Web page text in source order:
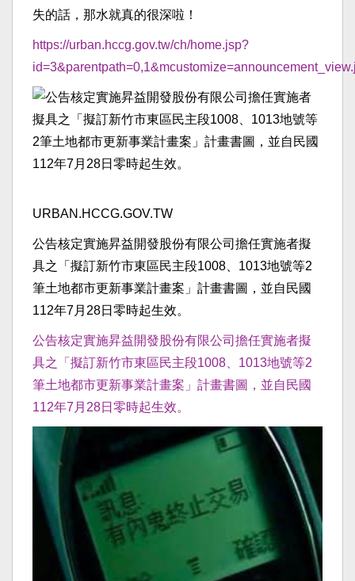
失的話，那水就真的很深啦！
https://urban.hccg.gov.tw/ch/home.jsp?
URBAN.HCCG.GOV.TW
公告核定實施昇益開發股份有限公司擔任實施者擬
具之「擬訂新竹市東區民主段1008、1013地號等2
筆土地都市更新事業計畫案」計畫書圖，並自民國
112年7月28日零時起生效。
公告核定實施昇益開發股份有限公司擔任實施者擬
具之「擬訂新竹市東區民主段1008、1013地號等2
筆土地都市更新事業計畫案」計畫書圖，並自民國
112年7月28日零時起生效。